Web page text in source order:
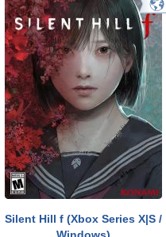
Silent Hill f (Xbox Series X|S /